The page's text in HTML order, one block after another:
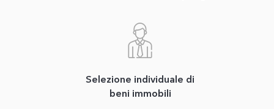
Selezione individuale di
beni immobili